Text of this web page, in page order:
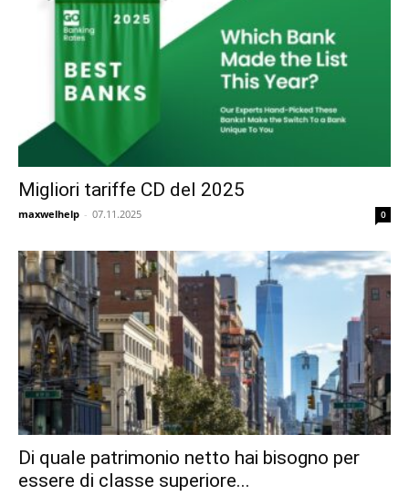
Migliori tariffe CD del 2025
maxwelhelp - 07.11.2025 0
Di quale patrimonio netto hai bisogno per
essere di classe superiore...